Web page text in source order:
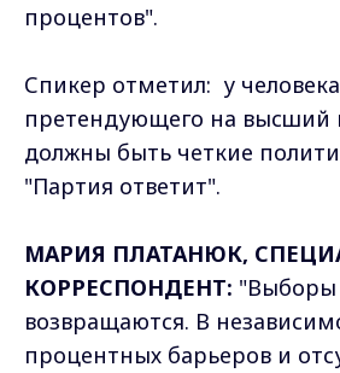
процентов".
Спикер отметил: у
претендующего на высший
должны быть четкие
"Партия ответит".
МАРИЯ ПЛАТАНЮК,
КОРРЕСПОНДЕНТ: "Выборы
возвращаются. В
процентных барьеров и